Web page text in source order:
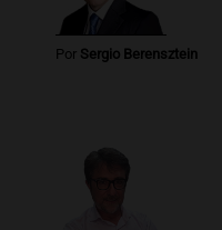
Por Sergio Berensztein